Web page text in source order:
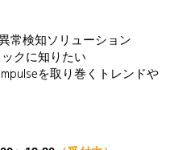
常検知ソリューション
クに知りたい
を取り巻くトレンドや